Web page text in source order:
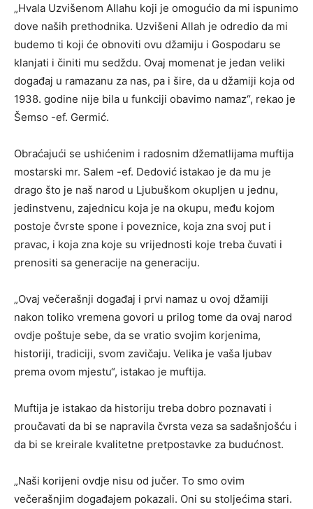
„Hvala Uzvišenom Allahu koji je omogućio da mi ispunimo
dove naših prethodnika. Uzvišeni Allah je odredio da mi
budemo ti koji će obnoviti ovu džamiju i Gospodaru se
klanjati i činiti mu sedždu. Ovaj momenat je jedan veliki
događaj u ramazanu za nas, pa i šire, da u džamiji koja od
1938. godine nije bila u funkciji obavimo namaz“, rekao je
Šemso -ef. Germić.
Obraćajući se ushićenim i radosnim džematlijama muftija
mostarski mr. Salem -ef. Dedović istakao je da mu je
drago što je naš narod u Ljubuškom okupljen u jednu,
jedinstvenu, zajednicu koja je na okupu, među kojom
postoje čvrste spone i poveznice, koja zna svoj put i
pravac, i koja zna koje su vrijednosti koje treba čuvati i
prenositi sa generacije na generaciju.
„Ovaj večerašnji događaj i prvi namaz u ovoj džamiji
nakon toliko vremena govori u prilog tome da ovaj narod
ovdje poštuje sebe, da se vratio svojim korjenima,
historiji, tradiciji, svom zavičaju. Velika je vaša ljubav
prema ovom mjestu“, istakao je muftija.
Muftija je istakao da historiju treba dobro poznavati i
proučavati da bi se napravila čvrsta veza sa sadašnjošću i
da bi se kreirale kvalitetne pretpostavke za budućnost.
„Naši korijeni ovdje nisu od jučer. To smo ovim
večerašnjim događajem pokazali. Oni su stoljećima stari.